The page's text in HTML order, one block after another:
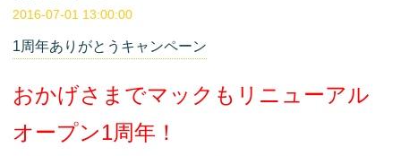
2016-07-01 13:00:00
1周年ありがとうキャンペーン
おかげさまでマックもリニューアル
オープン1周年！